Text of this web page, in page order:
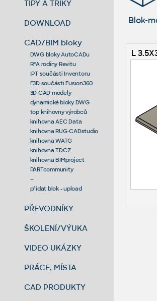
TIPY A TRIKY
DOWNLOAD
CAD/BIM bloky
DWG bloky AutoCADu
RFA rodiny Revitu
IPT součásti Inventoru
F3D součásti Fusion360
3D CAD modely
dynamické bloky DWG
top knihovny výrobců
knihovna AEC Data
knihovna RUG-CADstudio
knihovna WATG
knihovna TDCZ
knihovna BIMproject
PARTcommunity
--
přidat blok - upload
PŘEVODNÍKY
ŠKOLENÍ/VÝUKA
VIDEO UKÁZKY
PRÁCE, MÍSTA
CAD PRODUKTY
Blok-
L